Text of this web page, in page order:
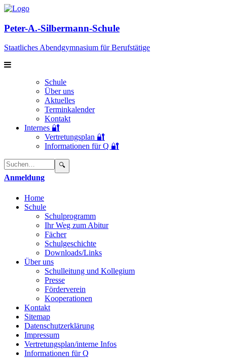
Peter-A.-Silbermann-Schule
Staatliches Abendgymnasium für Berufstätige
Schule
Über uns
Aktuelles
Terminkalender
Kontakt
Internes 🔐
Vertretungsplan 🔐
Informationen für Q 🔐
Suchen:
Enviar
búsqueda
🔍
Anmeldung
Home
Schule
Schulprogramm
Ihr Weg zum Abitur
Fächer
Schulgeschichte
Downloads/Links
Über uns
Schulleitung und Kollegium
Presse
Förderverein
Kooperationen
Kontakt
Sitemap
Datenschutzerklärung
Impressum
Vertretungsplan/interne Infos
Informationen für Q